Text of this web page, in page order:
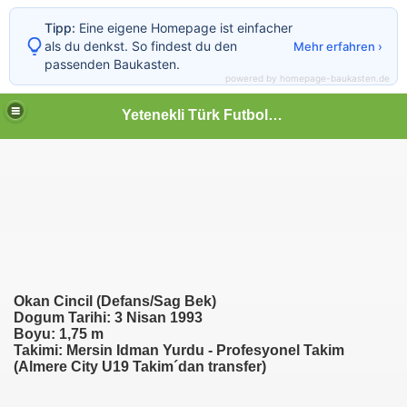
Yetenekli Türk Futbolcular
Okan Cincil (Defans/Sag Bek)
Dogum Tarihi: 3 Nisan 1993
Boyu: 1,75 m
Takimi: Mersin Idman Yurdu - Profesyonel Takim
(Almere City U19 Takim´dan transfer)
Tipp: Eine eigene Homepage ist einfacher
als du denkst. So findest du den
passenden Baukasten.
Mehr erfahren ›
powered by homepage-baukasten.de